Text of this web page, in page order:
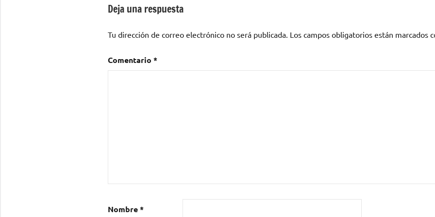
Deja una respuesta
Tu dirección de correo electrónico no será publicada. Los campos obligatorios están marcados
Comentario *
Nombre*